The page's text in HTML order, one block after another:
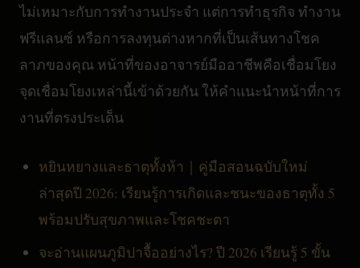
ไม่เหมาะกับการทำงานประจำ แต่การทำธุรกิจ ทำงาน
ฟรีแลนซ์ หรือการลงทุนต่างหากที่เป็นเส้นทางโชค
ลาภของคุณ หน้าที่ของอาจารย์มืออาชีพคือเชื่อมโยง
จุดเชื่อมโยงเหล่านี้เข้าด้วยกัน ให้คำแนะนำหน้าที่การ
งานที่ตรงประเด็น
หยินหยางและธาตุทั้งห้า｜คู่มือสอนฉบับใหม่
ล่าสุดปี 2026: เรียนรู้การเกิดและชนะของธาตุทั้ง 5
พร้อมปรับสุขภาพและโชคชะตา
จะอ่านแผนภูมิปาจื้ออย่างไร? ปี 2026 เรียนรู้ 5 ขั้น